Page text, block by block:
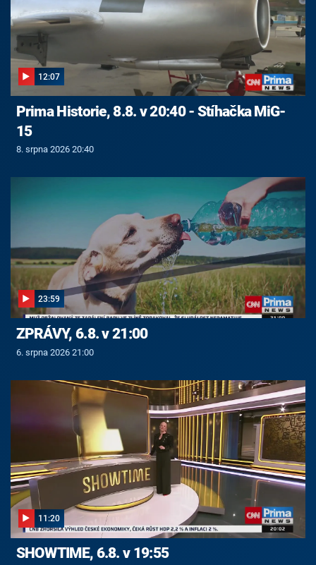
12:07
Prima Historie, 8.8. v 20:40 - Stíhačka MiG-
15
8. srpna 2026 20:40
23:59
ZPRÁVY, 6.8. v 21:00
6. srpna 2026 21:00
11:20
SHOWTIME, 6.8. v 19:55